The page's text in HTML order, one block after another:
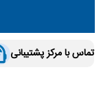
تماس با مرکز پشتیبانی